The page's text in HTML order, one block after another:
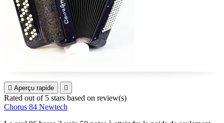
 Aperçu rapide 
Rated out of 5 stars based on review(s)
Chorus 84 Newtech